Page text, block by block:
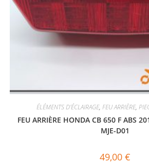
ÉLÉMENTS D'ÉCLAIRAGE, FEU ARRIÈRE,
FEU ARRIÈRE HONDA CB 650 F ABS
MJE-D01
49,00 €